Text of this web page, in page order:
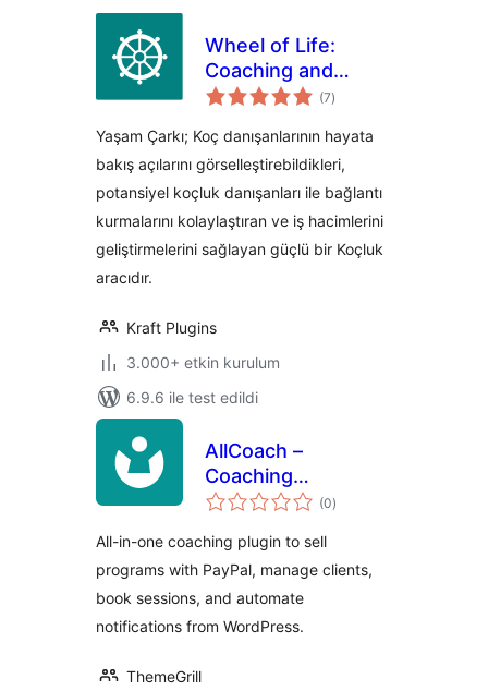
Wheel of Life:
Coaching and
Assessment Tool
(7toplam
puan
)
Yaşam Çarkı; Koç danışanlarının hayata
bakış açılarını görselleştirebildikleri,
potansiyel koçluk danışanları ile bağlantı
kurmalarını kolaylaştıran ve iş hacimlerini
geliştirmelerini sağlayan güçlü bir Koçluk
aracıdır.
Kraft Plugins
3.000+ etkin kurulum
6.9.6 ile test edildi
AllCoach –
Coaching
Management &
(0toplam
puan
)
All-in-one coaching plugin to sell
programs with PayPal, manage clients,
book sessions, and automate
notifications from WordPress.
ThemeGrill